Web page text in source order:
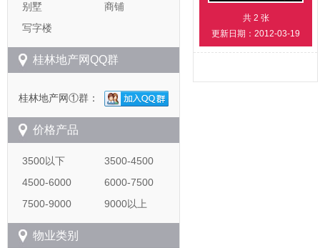
别墅
商铺
写字楼
桂林地产网QQ群
桂林地产网①群：
价格产品
3500以下
3500-4500
4500-6000
6000-7500
7500-9000
9000以上
物业类别
共 2 张
更新日期：2012-03-19